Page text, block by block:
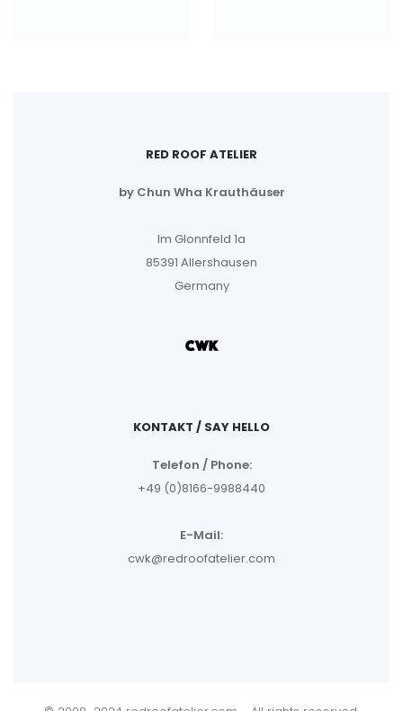
RED ROOF ATELIER
by Chun Wha Krauthäuser
Im Glonnfeld 1a
85391 Allershausen
Germany
KONTAKT / SAY HELLO
Telefon / Phone:
+49 (0)8166-9988440
E-Mail:
cwk@redroofatelier.com